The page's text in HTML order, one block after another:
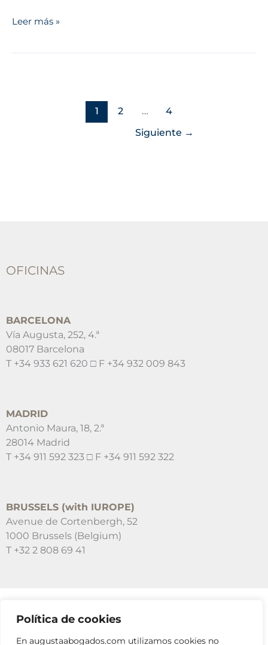
Política de cookies
En augustaabogados.com utilizamos cookies no
Leer más »
1 2 …
4
Siguiente →
OFICINAS
BARCELONA
Vía Augusta, 252, 4.ª
08017 Barcelona
T +34 933 621 620 □ F +34 932 009 843
MADRID
Antonio Maura, 18, 2.ª
28014 Madrid
T +34 911 592 323 □ F +34 911 592 322
BRUSSELS (with IUROPE)
Avenue de Cortenbergh, 52
1000 Brussels (Belgium)
T +32 2 808 69 41
SUSCRÍBETE A NUESTRAS NEWSLETTERS